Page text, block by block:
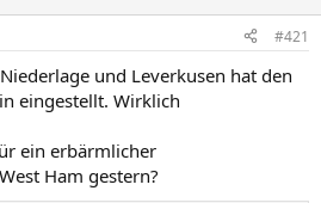
#421
und Leverkusen hat den
eingestellt. Wirklich
ein erbärmlicher
Ham gestern?